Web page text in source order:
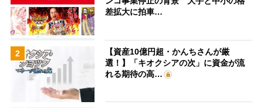
差拡大に拍車…
2
【資産10億円超・かんちさんが厳
選！】「キオクシアの次」に資金が流
れる期待の高…